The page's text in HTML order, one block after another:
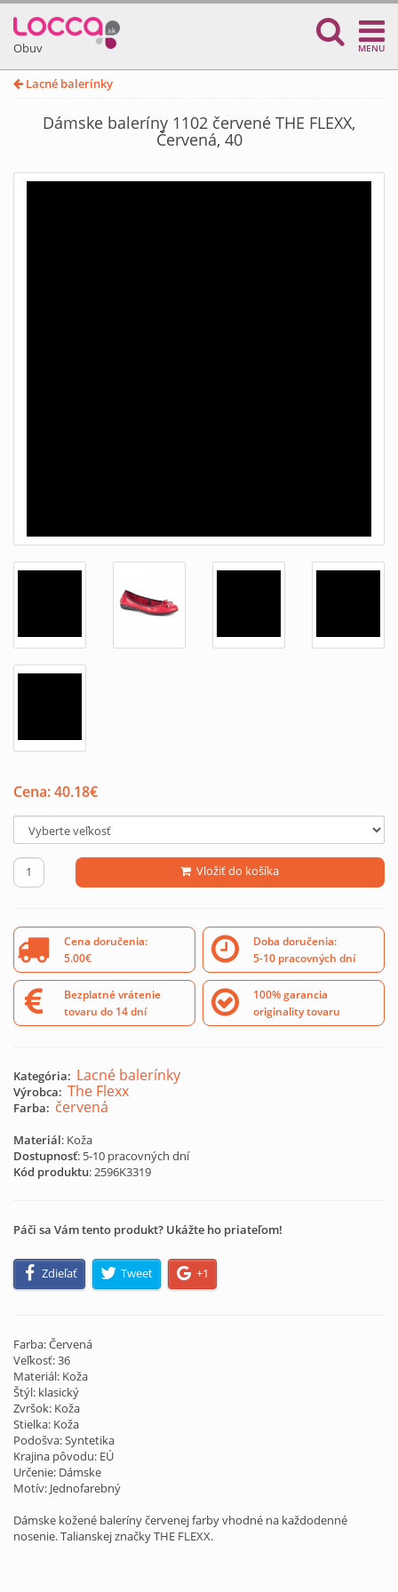
Obuv MENU
Lacné balerínky
Dámske baleríny 1102 červené THE FLEXX,
Červená, 40
Cena:40.18€
Vložiť do košíka
Cena doručenia:
5.00€
Doba doručenia:
5-10 pracovných dní
Bezplatné vrátenie
tovaru do 14 dní
100% garancia
originality tovaru
Kategória: Lacné balerínky
Výrobca: The Flexx
Farba: červená
Materiál: Koža
Dostupnosť: 5-10 pracovných dní
Kód produktu:2596K3319
Páči sa Vám tento produkt? Ukážte ho priateľom!
Zdieľať Tweet +1
Farba: Červená
Veľkosť: 36
Materiál: Koža
Štýl: klasický
Zvršok: Koža
Stielka: Koža
Podošva: Syntetika
Krajina pôvodu: EÚ
Určenie: Dámske
Motív: Jednofarebný
Dámske kožené baleríny červenej farby vhodné na každodenné
nosenie. Talianskej značky THE FLEXX.